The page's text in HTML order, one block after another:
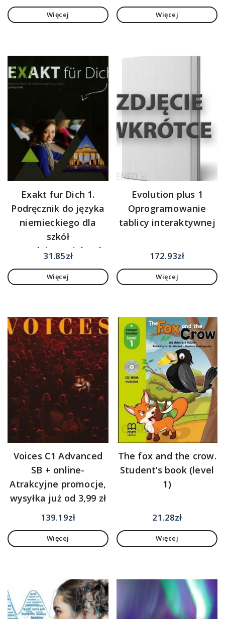
Więcej Więcej
Exakt fur Dich 1.
Podręcznik do języka
niemieckiego dla
szkół
ponadgimnazjalnych
31.85zł
Więcej
Evolution plus 1
Oprogramowanie
tablicy interaktywnej
172.93zł
Więcej
Voices C1 Advanced
SB + online-
Atrakcyjne promocje,
wysyłka już od 3,99 zł
139.19zł
Więcej
The fox and the crow.
Student’s book (level
1)
21.28zł
Więcej